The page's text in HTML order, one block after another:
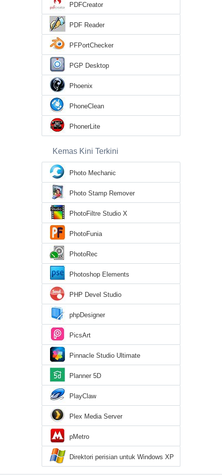
PDFCreator
PDF Reader
PFPortChecker
PGP Desktop
Phoenix
PhoneClean
PhonerLite
Kemas Kini Terkini
Photo Mechanic
Photo Stamp Remover
PhotoFiltre Studio X
PhotoFunia
PhotoRec
Photoshop Elements
PHP Devel Studio
phpDesigner
PicsArt
Pinnacle Studio Ultimate
Planner 5D
PlayClaw
Plex Media Server
pMetro
Direktori perisian untuk Windows XP